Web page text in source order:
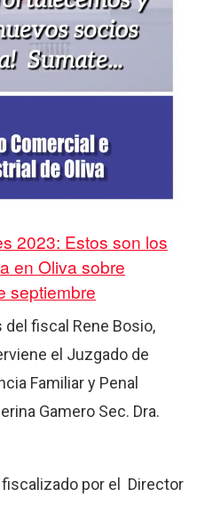
2023: Estos son los
en Oliva sobre
septiembre
fiscal Rene Bosio,
el Juzgado de
Familiar y Penal
Gamero Sec. Dra.
por el Director